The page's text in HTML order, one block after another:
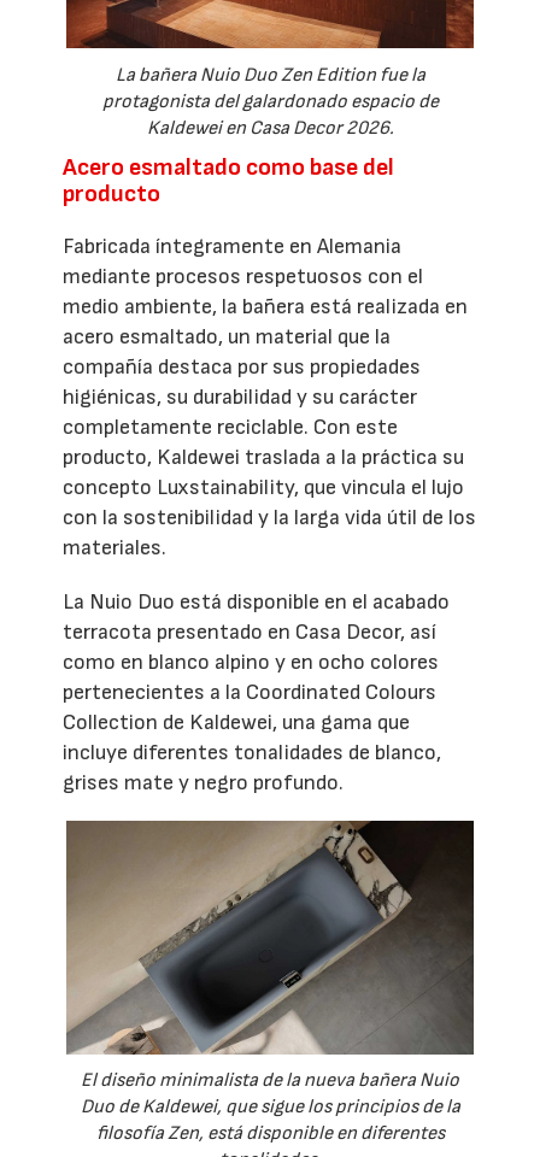
La bañera Nuio Duo Zen Edition fue la
protagonista del galardonado espacio de
Kaldewei en Casa Decor 2026.
Acero esmaltado como base del
producto
Fabricada íntegramente en Alemania
mediante procesos respetuosos con el
medio ambiente, la bañera está realizada en
acero esmaltado, un material que la
compañía destaca por sus propiedades
higiénicas, su durabilidad y su carácter
completamente reciclable. Con este
producto, Kaldewei traslada a la práctica su
concepto Luxstainability, que vincula el lujo
con la sostenibilidad y la larga vida útil de los
materiales.
La Nuio Duo está disponible en el acabado
terracota presentado en Casa Decor, así
como en blanco alpino y en ocho colores
pertenecientes a la Coordinated Colours
Collection de Kaldewei, una gama que
incluye diferentes tonalidades de blanco,
grises mate y negro profundo.
El diseño minimalista de la nueva bañera Nuio
Duo de Kaldewei, que sigue los principios de la
filosofía Zen, está disponible en diferentes